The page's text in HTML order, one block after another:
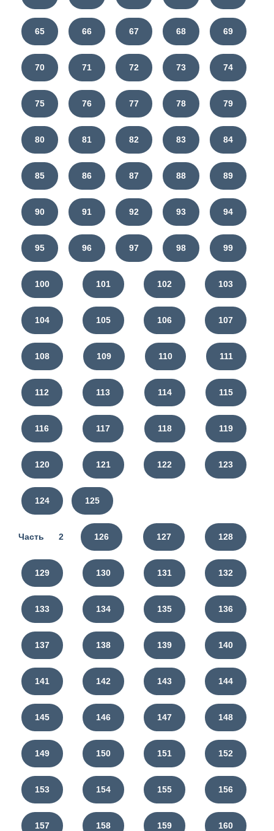
65 66 67 68 69
70 71 72 73 74
75 76 77 78 79
80 81 82 83 84
85 86 87 88 89
90 91 92 93 94
95 96 97 98 99
100 101 102 103
104 105 106 107
108 109 110 111
112 113 114 115
116 117 118 119
120 121 122 123
124 125
Часть 2 126 127 128
129 130 131 132
133 134 135 136
137 138 139 140
141 142 143 144
145 146 147 148
149 150 151 152
153 154 155 156
157 158 159 160